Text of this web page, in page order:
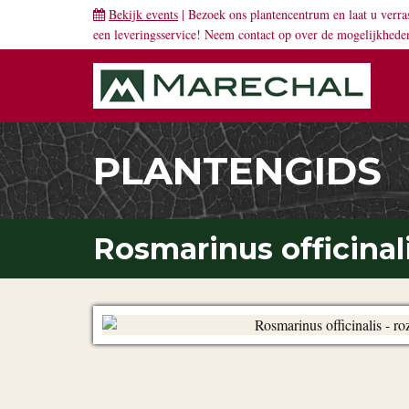
Bekijk events | Bezoek ons plantencentrum en laat u
een leveringsservice! Neem contact op over de
PLANTENGIDS
Rosmarinus